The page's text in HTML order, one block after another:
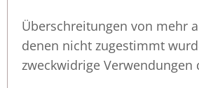
Überschreitungen von mehr
denen nicht zugestimmt
zweckwidrige Verwendungen